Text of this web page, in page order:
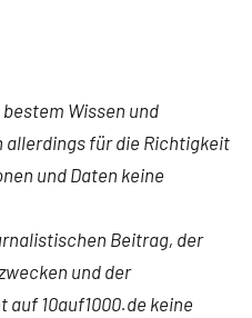
Wissen und
allerdings für die Richtigkeit
und Daten keine
Beitrag, der
und der
10auf1000.de keine